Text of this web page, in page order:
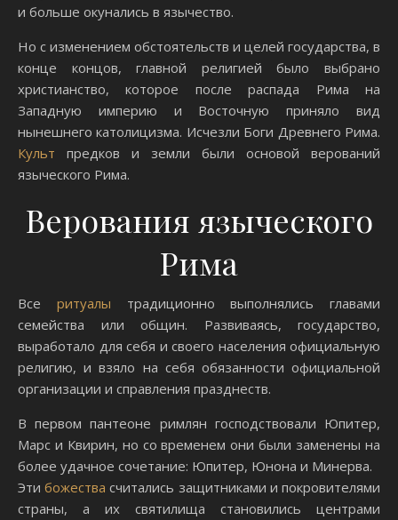
и больше окунались в язычество.
Но с изменением обстоятельств и целей государства, в
конце концов, главной религией было выбрано
христианство, которое после распада Рима на
Западную империю и Восточную приняло вид
нынешнего католицизма. Исчезли Боги Древнего Рима.
Культ предков и земли были основой верований
языческого Рима.
Верования языческого
Рима
Все ритуалы традиционно выполнялись главами
семейства или общин. Развиваясь, государство,
выработало для себя и своего населения официальную
религию, и взяло на себя обязанности официальной
организации и справления празднеств.
В первом пантеоне римлян господствовали Юпитер,
Марс и Квирин, но со временем они были заменены на
более удачное сочетание: Юпитер, Юнона и Минерва.
Этибожествасчитались защитниками и покровителями
страны, а их святилища становились центрами